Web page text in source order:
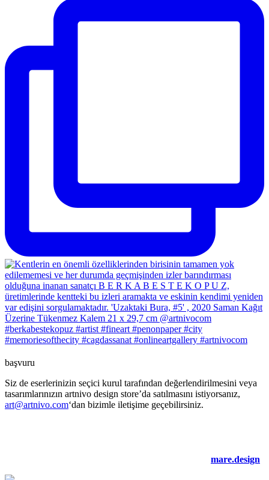
başvuru
Siz de eserlerinizin seçici kurul tarafından değerlendirilmesini veya
tasarımlarınızın artnivo design store’da satılmasını istiyorsanız,
art@artnivo.com‘dan bizimle iletişime geçebilirsiniz.
mare.design